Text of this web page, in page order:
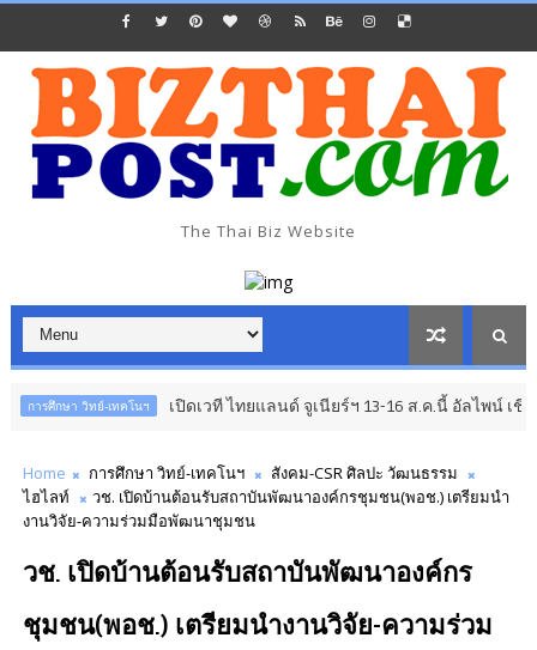
The Thai Biz Website
า วิทย์-เทคโนฯ เปิดเวที ไทยแลนด์ จูเนียร์ฯ 13-16 ส.ค.นี้ อัลไพน์ เชียงใหม่
Home การศึกษา วิทย์-เทคโนฯ
สังคม-CSR ศิลปะ วัฒนธรรม
ไฮไลท์
วช. เปิดบ้านต้อนรับสถาบันพัฒนาองค์กรชุมชน(พอช.) เตรียมนำ
งานวิจัย-ความร่วมมือพัฒนาชุมชน
วช. เปิดบ้านต้อนรับสถาบันพัฒนาองค์กร
ชุมชน(พอช.) เตรียมนำงานวิจัย-ความร่วม